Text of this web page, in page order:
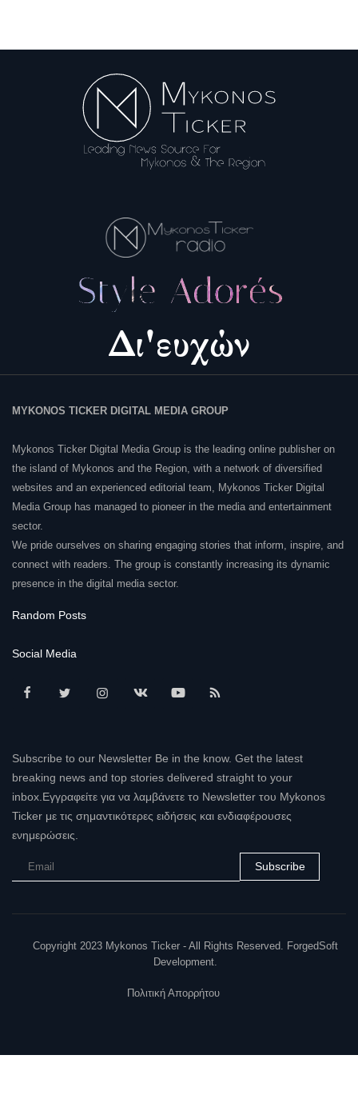
MYKONOS TICKER DIGITAL MEDIA GROUP
Mykonos Ticker Digital Media Group is the leading online publisher on
the island of Mykonos and the Region, with a network of diversified
websites and an experienced editorial team, Mykonos Ticker Digital
Media Group has managed to pioneer in the media and entertainment
sector.
We pride ourselves on sharing engaging stories that inform, inspire, and
connect with readers. The group is constantly increasing its dynamic
presence in the digital media sector.
Random Posts
Social Media
Subscribe to our Newsletter Be in the know. Get the latest
breaking news and top stories delivered straight to your
inbox.Εγγραφείτε για να λαμβάνετε το Newsletter του Mykonos
Ticker με τις σημαντικότερες ειδήσεις και ενδιαφέρουσες
ενημερώσεις.
Subscribe
Copyright 2023 Mykonos Ticker - All Rights Reserved. ForgedSoft
Development.
Πολιτική Απορρήτου